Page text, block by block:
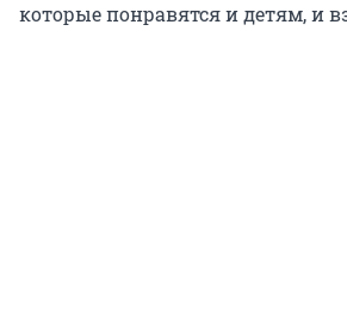
которые понравятся и детям, и